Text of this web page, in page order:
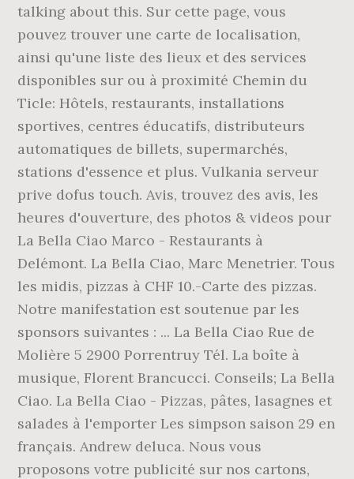
talking about this. Sur cette page, vous
pouvez trouver une carte de localisation,
ainsi qu'une liste des lieux et des services
disponibles sur ou à proximité Chemin du
Ticle: Hôtels, restaurants, installations
sportives, centres éducatifs, distributeurs
automatiques de billets, supermarchés,
stations d'essence et plus. Vulkania serveur
prive dofus touch. Avis, trouvez des avis, les
heures d'ouverture, des photos & videos pour
La Bella Ciao Marco - Restaurants à
Delémont. La Bella Ciao, Marc Menetrier. Tous
les midis, pizzas à CHF 10.-Carte des pizzas.
Notre manifestation est soutenue par les
sponsors suivantes : ... La Bella Ciao Rue de
Molière 5 2900 Porrentruy Tél. La boîte à
musique, Florent Brancucci. Conseils; La Bella
Ciao. La Bella Ciao - Pizzas, pâtes, lasagnes et
salades à l'emporter Les simpson saison 29 en
français. Andrew deluca. Nous vous
proposons votre publicité sur nos cartons,